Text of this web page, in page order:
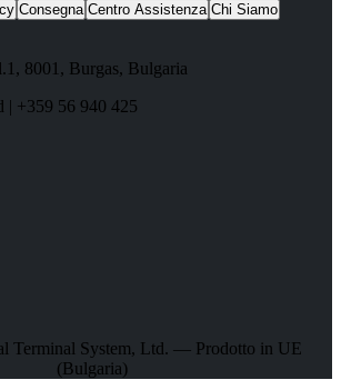
Consegna Centro Assistenza Chi Siamo
8001 , Burgas, Bulgaria
| +359 56 940 425
Terminal System, Ltd. — Prodotto in UE
(Bulgaria)